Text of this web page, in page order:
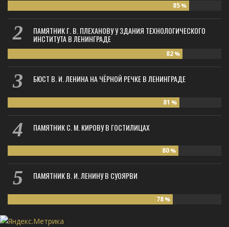
85 %
ПАМЯТНИК Г. В. ПЛЕХАНОВУ У ЗДАНИЯ ТЕХНОЛОГИЧЕСКОГО
ИНСТИТУТА В ЛЕНИНГРАДЕ
82 %
БЮСТ В. И. ЛЕНИНА НА ЧЁРНОЙ РЕЧКЕ В ЛЕНИНГРАДЕ
81 %
ПАМЯТНИК С. М. КИРОВУ В ГОСТИЛИЦАХ
80 %
ПАМЯТНИК В. И. ЛЕНИНУ В СУОЯРВИ
78 %